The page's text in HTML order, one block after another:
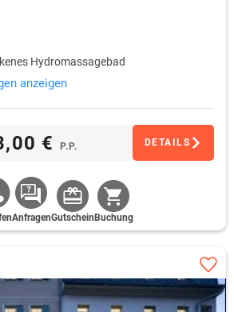
Hydromassagebad
anzeigen
€ P.P. DETAILS
AnfragenGutschein Buchung